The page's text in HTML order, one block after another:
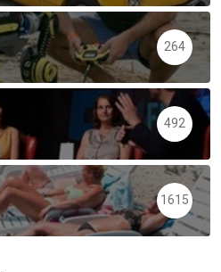
264
492
1615